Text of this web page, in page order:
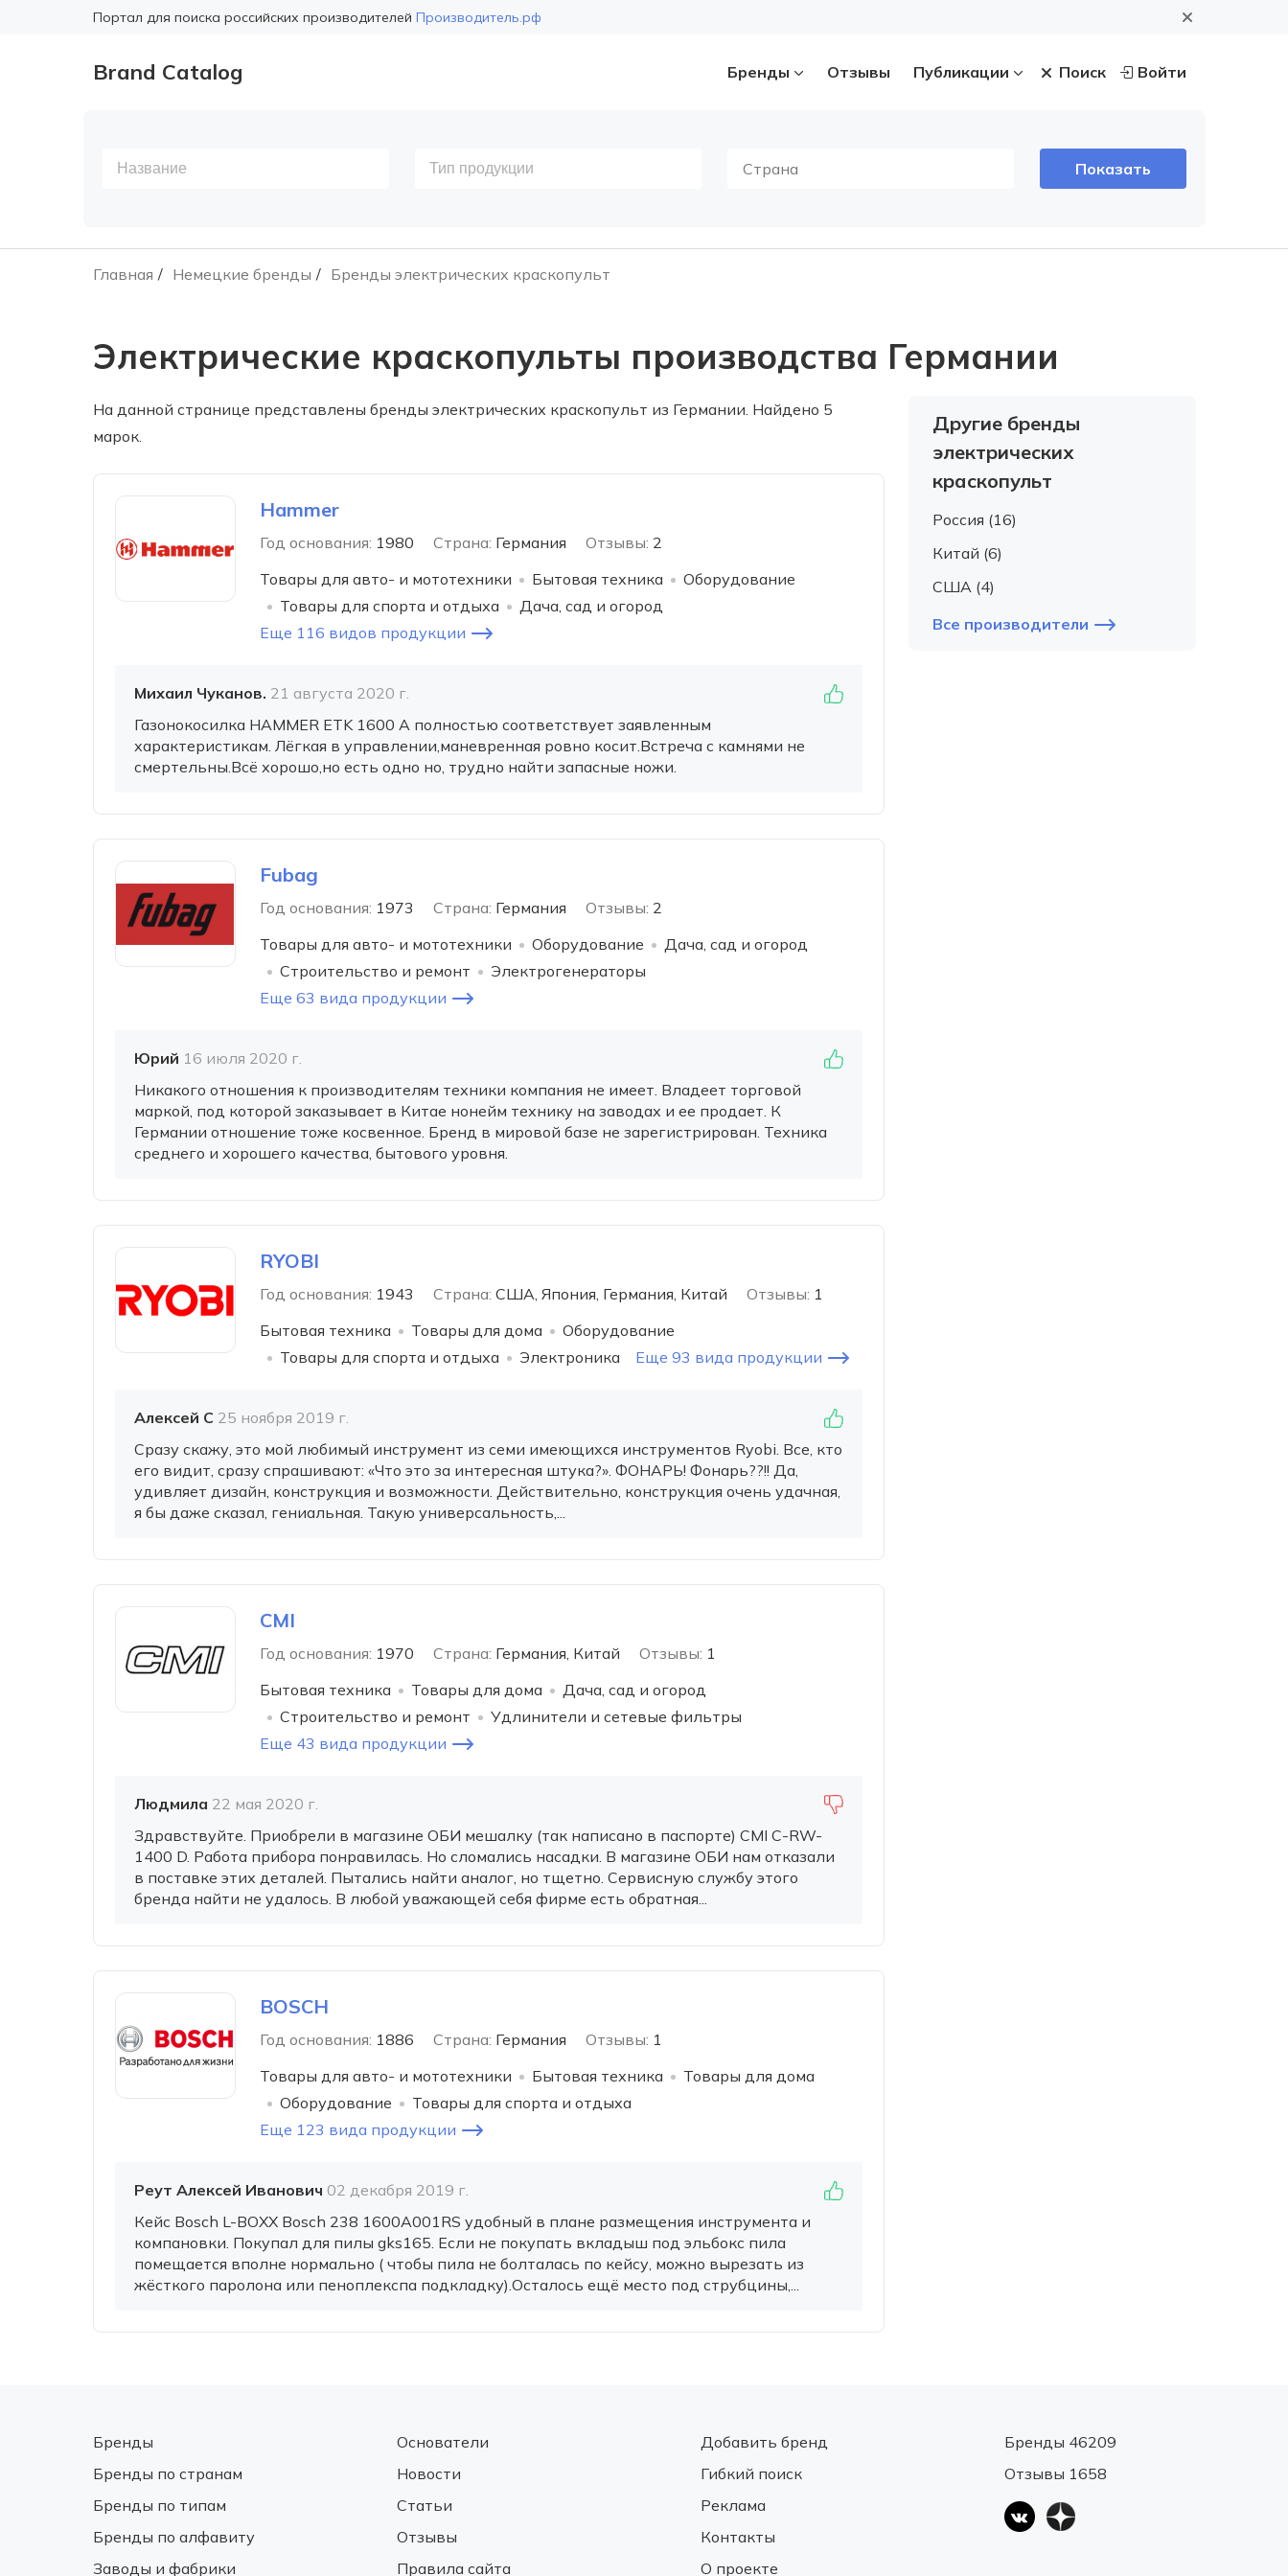
Портал для поиска российских производителей Производитель.рф
Brand Catalog Бренды Отзывы Публикации Поиск Войти
Страна
Главная Немецкие бренды Бренды электрических краскопульт
Электрические краскопульты производства Германии
На данной странице представлены бренды электрических краскопульт из Германии. Найдено 5
марок.
Hammer
Год основания: 1980 Страна: Германия Отзывы: 2
Товары для авто- и мототехники
Бытовая техника
Оборудование
Товары для спорта и отдыха
Дача, сад и огород
Еще 116 видов продукции
Михаил Чуканов. 21 августа 2020 г.
Газонокосилка HAMMER ETK 1600 A полностью соответствует заявленным
характеристикам. Лёгкая в управлении,маневренная ровно косит.Встреча с камнями не
смертельны.Всё хорошо,но есть одно но, трудно найти запасные ножи.
Fubag
Год основания: 1973 Страна: Германия Отзывы: 2
Товары для авто- и мототехники
Оборудование
Дача, сад и огород
Строительство и ремонт
Электрогенераторы
Еще 63 вида продукции
Юрий 16 июля 2020 г.
Никакого отношения к производителям техники компания не имеет. Владеет торговой
маркой, под которой заказывает в Китае нонейм технику на заводах и ее продает. К
Германии отношение тоже косвенное. Бренд в мировой базе не зарегистрирован. Техника
среднего и хорошего качества, бытового уровня.
RYOBI
Год основания: 1943 Страна: США, Япония, Германия, Китай Отзывы: 1
Бытовая техника
Товары для дома
Оборудование
Товары для спорта и отдыха
Электроника Еще 93 вида продукции
Алексей С 25 ноября 2019 г.
Сразу скажу, это мой любимый инструмент из семи имеющихся инструментов Ryobi. Все, кто
его видит, сразу спрашивают: «Что это за интересная штука?». ФОНАРЬ! Фонарь??!! Да,
удивляет дизайн, конструкция и возможности. Действительно, конструкция очень удачная,
я бы даже сказал, гениальная. Такую универсальность,...
CMI
Год основания: 1970 Страна: Германия, Китай Отзывы: 1
Бытовая техника
Товары для дома
Дача, сад и огород
Строительство и ремонт
Удлинители и сетевые фильтры
Еще 43 вида продукции
Людмила 22 мая 2020 г.
Здравствуйте. Приобрели в магазине ОБИ мешалку (так написано в паспорте) CMI C-RW-
1400 D. Работа прибора понравилась. Но сломались насадки. В магазине ОБИ нам отказали
в поставке этих деталей. Пытались найти аналог, но тщетно. Сервисную службу этого
бренда найти не удалось. В любой уважающей себя фирме есть обратная...
BOSCH
Год основания: 1886 Страна: Германия Отзывы: 1
Товары для авто- и мототехники
Бытовая техника
Товары для дома
Оборудование
Товары для спорта и отдыха
Еще 123 вида продукции
Реут Алексей Иванович 02 декабря 2019 г.
Кейс Bosch L-BOXX Bosch 238 1600A001RS удобный в плане размещения инструмента и
компановки. Покупал для пилы gks165. Если не покупать вкладыш под эльбокс пила
помещается вполне нормально ( чтобы пила не болталась по кейсу, можно вырезать из
жёсткого паролона или пеноплекспа подкладку).Осталось ещё место под струбцины,...
Другие бренды
электрических
краскопульт
Россия (16)
Китай (6)
США (4)
Все производители
Бренды
Бренды по странам
Бренды по типам
Бренды по алфавиту
Заводы и фабрики
Основатели
Новости
Статьи
Отзывы
Правила сайта
Добавить бренд
Гибкий поиск
Реклама
Контакты
О проекте
Бренды 46209
Отзывы 1658